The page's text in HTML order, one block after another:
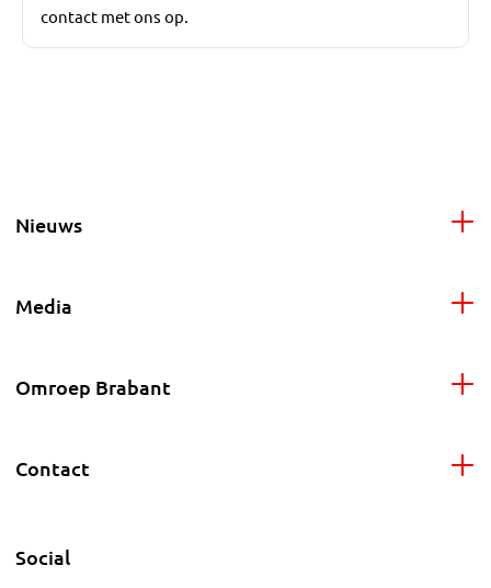
contact met ons op.
Nieuws
Media
Omroep Brabant
Contact
Social